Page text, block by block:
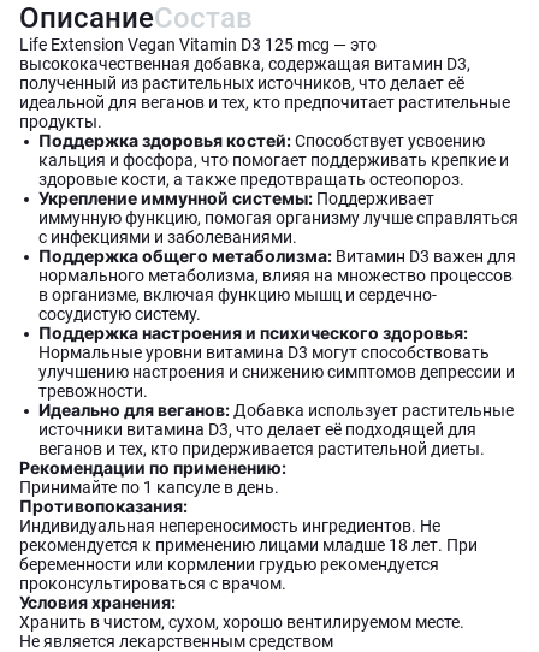
ОписаниеСостав
Life Extension Vegan Vitamin D3 125 mcg — это
высококачественная добавка, содержащая витамин D3,
полученный из растительных источников, что делает её
идеальной для веганов и тех, кто предпочитает растительные
продукты.
Поддержка здоровья костей:Способствует усвоению
кальция и фосфора, что помогает поддерживать крепкие и
здоровые кости, а также предотвращать остеопороз.
Укрепление иммунной системы: Поддерживает
иммунную функцию, помогая организму лучше справляться
с инфекциями и заболеваниями.
Поддержка общего метаболизма: Витамин D3 важен для
нормального метаболизма, влияя на множество процессов
в организме, включая функцию мышц и сердечно-
сосудистую систему.
Поддержка настроения и психического здоровья:
Нормальные уровни витамина D3 могут способствовать
улучшению настроения и снижению симптомов депрессии и
тревожности.
Идеально для веганов: Добавка использует растительные
источники витамина D3, что делает её подходящей для
веганов и тех, кто придерживается растительной диеты.
Рекомендации по применению:
Принимайте по 1 капсуле в день.
Противопоказания:
Индивидуальная непереносимость ингредиентов. Не
рекомендуется к применению лицами младше 18 лет. При
беременности или кормлении грудью рекомендуется
проконсультироваться с врачом.
Условия хранения:
Хранить в чистом, сухом, хорошо вентилируемом месте.
Не является лекарственным средством